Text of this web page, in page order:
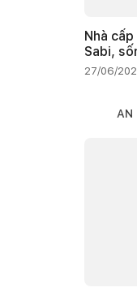
Nhà
Sabi,
27/06/
AN